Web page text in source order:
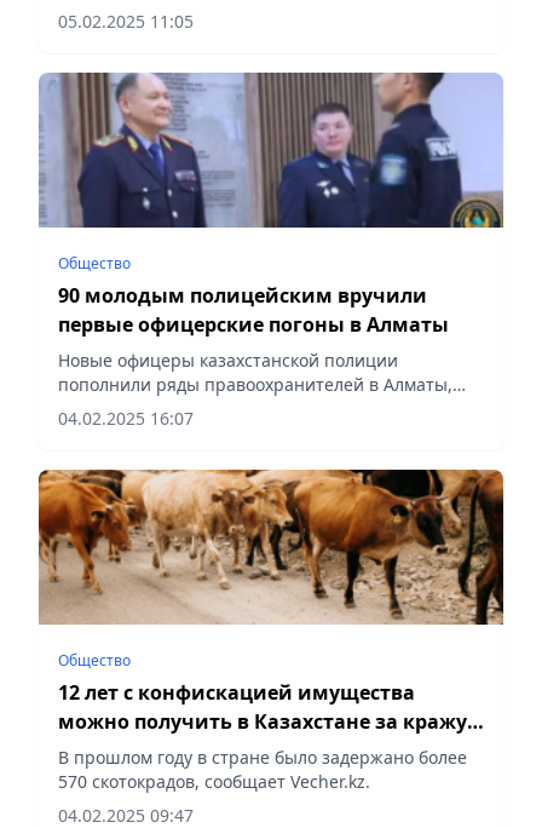
05.02.2025 11:05
Общество
90 молодым полицейским вручили
первые офицерские погоны в Алматы
Новые офицеры казахстанской полиции
пополнили ряды правоохранителей в Алматы,
сообщает Vecher.kz.
04.02.2025 16:07
Общество
12 лет с конфискацией имущества
можно получить в Казахстане за кражу
скота
В прошлом году в стране было задержано более
570 скотокрадов, сообщает Vecher.kz.
04.02.2025 09:47